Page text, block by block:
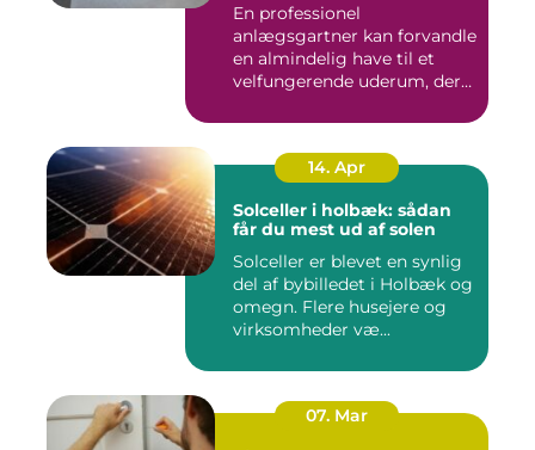
En professionel
anlægsgartner kan forvandle
en almindelig have til et
velfungerende uderum, der
14. Apr
Solceller i holbæk: sådan
får du mest ud af solen
Solceller er blevet en synlig
del af bybilledet i Holbæk og
omegn. Flere husejere og
virksomheder væ...
07. Mar